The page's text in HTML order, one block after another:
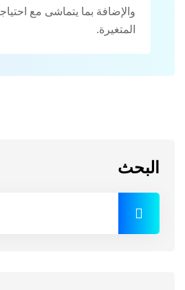
والإضافة بما يتماشى مع
المتغيرة.
البحث